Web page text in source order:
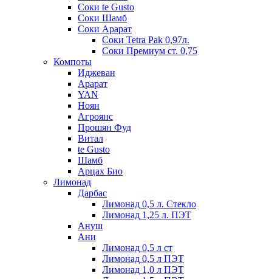
Соки te Gusto
Соки Шамб
Соки Арарат
Соки Tetra Pak 0,97л.
Соки Премиум ст. 0,75
Компоты
Иджеван
Арарат
YAN
Ноян
Агроянс
Прошян Фуд
Витал
te Gusto
Шамб
Арцах Био
Лимонад
Дарбас
Лимонад 0,5 л. Стекло
Лимонад 1,25 л. ПЭТ
Ануш
Ани
Лимонад 0,5 л ст
Лимонад 0,5 л ПЭТ
Лимонад 1,0 л ПЭТ